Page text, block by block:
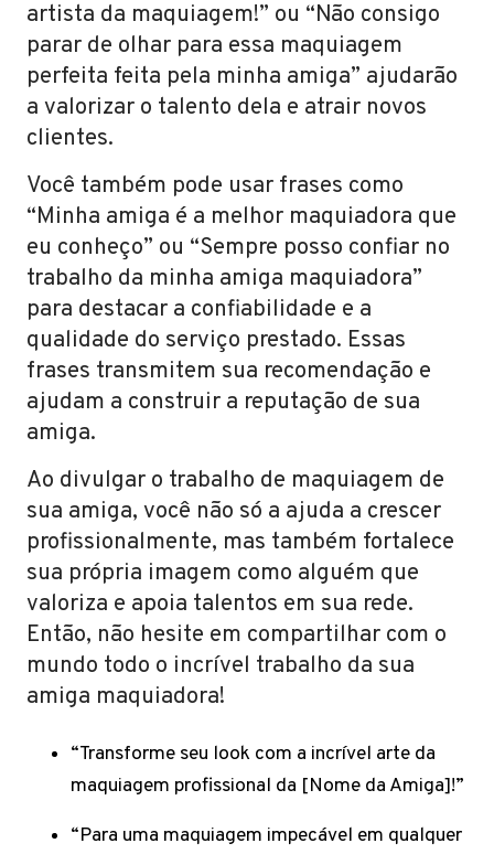
artista da maquiagem!” ou “Não consigo
parar de olhar para essa maquiagem
perfeita feita pela minha amiga” ajudarão
a valorizar o talento dela e atrair novos
clientes.
Você também pode usar frases como
“Minha amiga é a melhor maquiadora que
eu conheço” ou “Sempre posso confiar no
trabalho da minha amiga maquiadora”
para destacar a confiabilidade e a
qualidade do serviço prestado. Essas
frases transmitem sua recomendação e
ajudam a construir a reputação de sua
amiga.
Ao divulgar o trabalho de maquiagem de
sua amiga, você não só a ajuda a crescer
profissionalmente, mas também fortalece
sua própria imagem como alguém que
valoriza e apoia talentos em sua rede.
Então, não hesite em compartilhar com o
mundo todo o incrível trabalho da sua
amiga maquiadora!
“Transforme seu look com a incrível arte da
maquiagem profissional da [Nome da Amiga]!”
“Para uma maquiagem impecável em qualquer